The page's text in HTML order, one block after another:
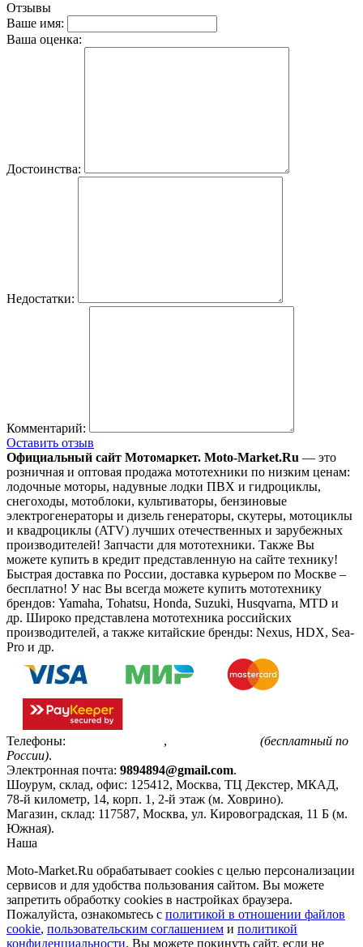
Отзывы
Ваше имя:
Ваша оценка:
Достоинства:
Недостатки:
Комментарий:
Оставить отзыв
Официальный сайт Мотомаркет. Moto-Market.Ru — это
розничная и оптовая продажа мототехники по низким ценам:
лодочные моторы, надувные лодки ПВХ и гидроциклы,
снегоходы, мотоблоки, культиваторы, бензиновые
электрогенераторы и дизель генераторы, скутеры, мотоциклы
и квадроциклы (ATV) лучших отечественных и зарубежных
производителей! Запчасти для мототехники. Также Вы
можете купить в кредит представленную на сайте технику!
Быстрая доставка по России, доставка курьером по Москве –
бесплатно! У нас Вы всегда можете купить мототехнику
брендов: Yamaha, Tohatsu, Honda, Suzuki, Husqvarna, MTD и
др. Широко представлена мототехника российских
производителей, а также китайские бренды: Nexus, HDX, Sea-
Pro и др.
Телефоны: ,
(бесплатный по
России).
Электронная почта: 9894894@gmail.com.
Шоурум, склад, офис: 125412, Москва, ТЦ Декстер, МКАД,
78-й километр, 14, корп. 1, 2-й этаж (м. Ховрино).
Магазин, склад: 117587, Москва, ул. Кировоградская, 11 Б (м.
Южная).
Наша
Moto-Market.Ru обрабатывает сookies с целью персонализации
сервисов и для удобства пользования сайтом. Вы можете
запретить обработку сookies в настройках браузера.
Пожалуйста, ознакомьтесь с политикой в отношении файлов
cookie, пользовательским соглашением и политикой
конфиденциальности. Вы можете покинуть сайт, если не